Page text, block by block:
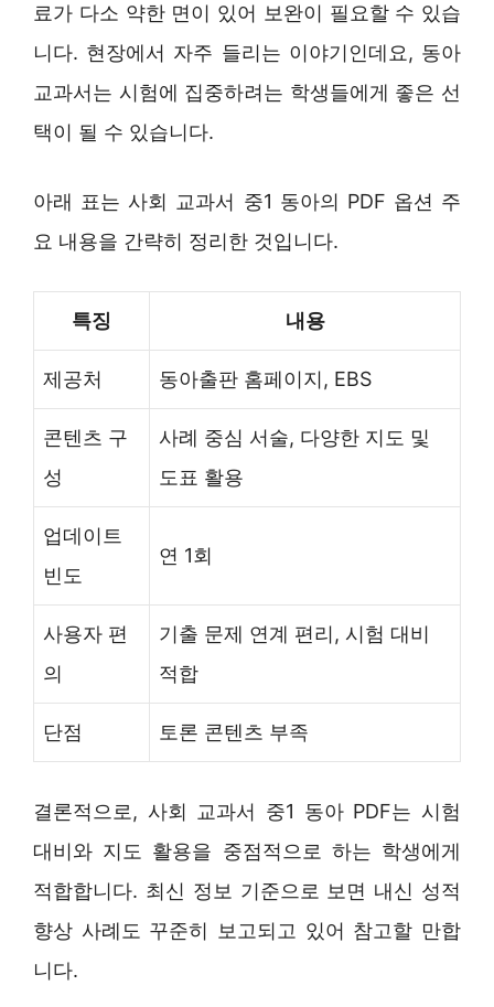
료가 다소 약한 면이 있어 보완이 필요할 수 있습
니다. 현장에서 자주 들리는 이야기인데요, 동아
교과서는 시험에 집중하려는 학생들에게 좋은 선
택이 될 수 있습니다.
아래 표는 사회 교과서 중1 동아의 PDF 옵션 주
요 내용을 간략히 정리한 것입니다.
특징 내용
제공처 동아출판 홈페이지, EBS
콘텐츠 구
성
사례 중심 서술, 다양한 지도 및
도표 활용
업데이트
빈도
연 1회
사용자 편
의
기출 문제 연계 편리, 시험 대비
적합
단점 토론 콘텐츠 부족
결론적으로, 사회 교과서 중1 동아 PDF는 시험
대비와 지도 활용을 중점적으로 하는 학생에게
적합합니다. 최신 정보 기준으로 보면 내신 성적
향상 사례도 꾸준히 보고되고 있어 참고할 만합
니다.